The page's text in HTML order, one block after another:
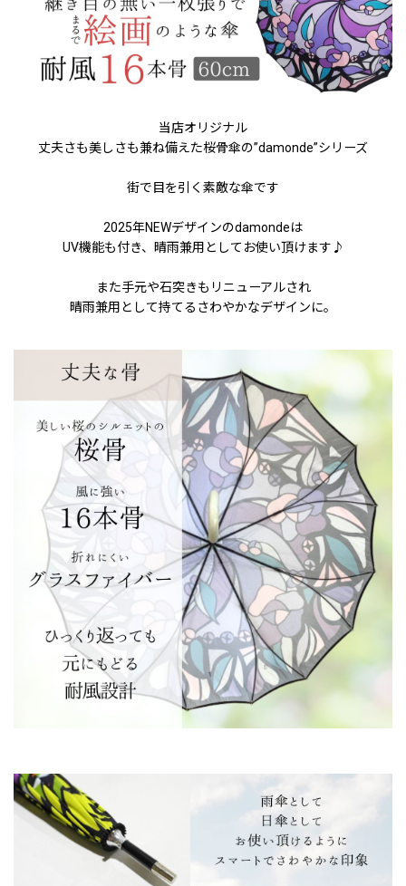
当店オリジナル
丈夫さも美しさも兼ね備えた桜骨傘の”damonde”シリーズ
街で目を引く素敵な傘です
2025年NEWデザインのdamondeは
UV機能も付き、晴雨兼用としてお使い頂けます♪
また手元や石突きもリニューアルされ
晴雨兼用として持てるさわやかなデザインに。